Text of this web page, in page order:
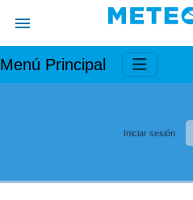
Menú Principal
Iniciar sesión